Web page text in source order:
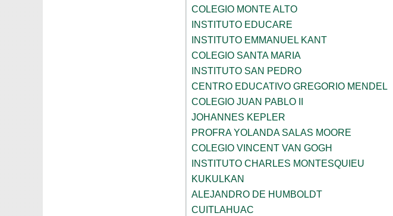
COLEGIO MONTE ALTO
INSTITUTO EDUCARE
INSTITUTO EMMANUEL KANT
COLEGIO SANTA MARIA
INSTITUTO SAN PEDRO
CENTRO EDUCATIVO GREGORIO MENDEL
COLEGIO JUAN PABLO II
JOHANNES KEPLER
PROFRA YOLANDA SALAS MOORE
COLEGIO VINCENT VAN GOGH
INSTITUTO CHARLES MONTESQUIEU
KUKULKAN
ALEJANDRO DE HUMBOLDT
CUITLAHUAC